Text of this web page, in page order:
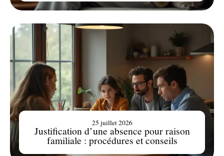
Justification d’une absence pour raison
familiale : procédures et conseils
25 juillet 2026